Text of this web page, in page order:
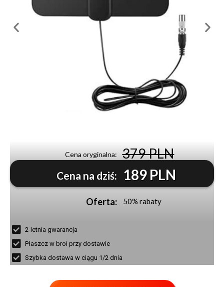
Cena oryginalna: 379 PLN
Cena na dziś: 189 PLN
Oferta: 50% rabaty
2-letnia gwarancja
Płaszcz w broi przy dostawie
Szybka dostawa w ciągu 1/2 dnia